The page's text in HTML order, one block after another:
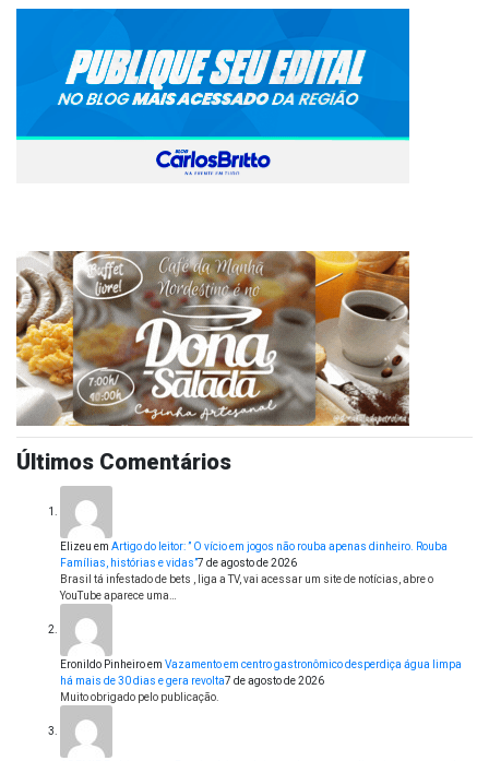
Últimos Comentários
Elizeu em Artigo do leitor: ” O vício em jogos não rouba apenas dinheiro. Rouba
Famílias, histórias e vidas”7 de agosto de 2026
Brasil tá infestado de bets , liga a TV, vai acessar um site de notícias, abre o
YouTube aparece uma…
Eronildo Pinheiroem Vazamento em centro gastronômico desperdiça água limpa
há mais de 30 dias e gera revolta7 de agosto de 2026
Muito obrigado pelo publicação.